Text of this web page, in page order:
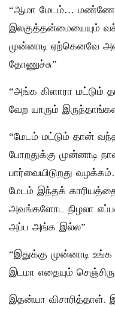
“ஆமா மேடம்…
இலகுத்தன்மையையும்
முன்னாடி ஏற்கெனவே
தோணுச்சு”
“அங்க கிளாரா
வேற யாரும்
“மேடம் மட்டும் தான்
போறதுக்கு முன்னாடி
பார்வையிடுறது
மேடம் இந்தக்
அவங்களோட நிழலா
அப்ப அங்க இல்ல”
“இதுக்கு முன்னாடி
இடமா எதையும்
இதன்யா